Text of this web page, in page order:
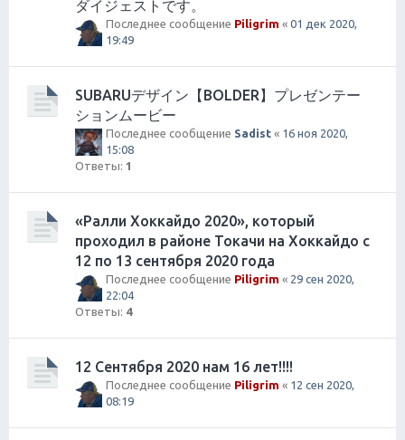
ダイジェストです。
Последнее сообщение Piligrim « 01 дек 2020,
19:49
SUBARUデザイン【BOLDER】プレゼンテー
ションムービー
Последнее сообщение Sadist « 16 ноя 2020,
15:08
Ответы: 1
«Ралли Хоккайдо 2020», который
проходил в районе Токачи на Хоккайдо с
12 по 13 сентября 2020 года
Последнее сообщение Piligrim « 29 сен 2020,
22:04
Ответы: 4
12 Сентября 2020 нам 16 лет!!!!
Последнее сообщение Piligrim « 12 сен 2020,
08:19